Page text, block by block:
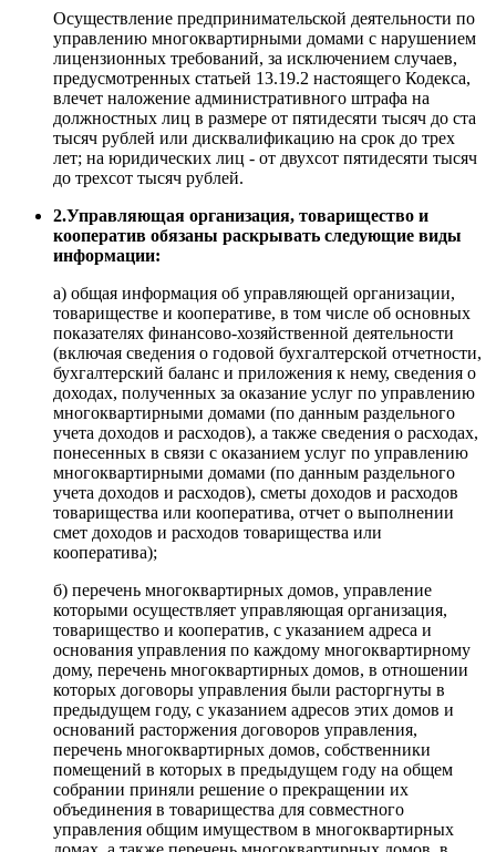
Осуществление предпринимательской деятельности по
управлению многоквартирными домами с нарушением
лицензионных требований, за исключением случаев,
предусмотренных статьей 13.19.2 настоящего Кодекса,
влечет наложение административного штрафа на
должностных лиц в размере от пятидесяти тысяч до ста
тысяч рублей или дисквалификацию на срок до трех
лет; на юридических лиц - от двухсот пятидесяти тысяч
до трехсот тысяч рублей.
2.Управляющая организация, товарищество и
кооператив обязаны раскрывать следующие виды
информации:
а) общая информация об управляющей организации,
товариществе и кооперативе, в том числе об основных
показателях финансово-хозяйственной деятельности
(включая сведения о годовой бухгалтерской отчетности,
бухгалтерский баланс и приложения к нему, сведения о
доходах, полученных за оказание услуг по управлению
многоквартирными домами (по данным раздельного
учета доходов и расходов), а также сведения о расходах,
понесенных в связи с оказанием услуг по управлению
многоквартирными домами (по данным раздельного
учета доходов и расходов), сметы доходов и расходов
товарищества или кооператива, отчет о выполнении
смет доходов и расходов товарищества или
кооператива);
б) перечень многоквартирных домов, управление
которыми осуществляет управляющая организация,
товарищество и кооператив, с указанием адреса и
основания управления по каждому многоквартирному
дому, перечень многоквартирных домов, в отношении
которых договоры управления были расторгнуты в
предыдущем году, с указанием адресов этих домов и
оснований расторжения договоров управления,
перечень многоквартирных домов, собственники
помещений в которых в предыдущем году на общем
собрании приняли решение о прекращении их
объединения в товарищества для совместного
управления общим имуществом в многоквартирных